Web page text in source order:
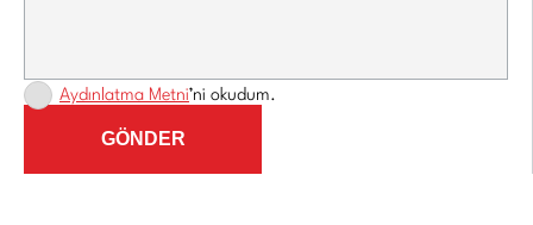
Aydınlatma Metni’ni okudum.
GÖNDER